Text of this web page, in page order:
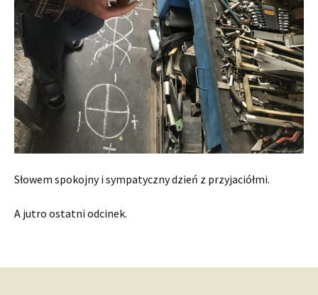
Słowem spokojny i sympatyczny dzień z przyjaciółmi.
A jutro ostatni odcinek.